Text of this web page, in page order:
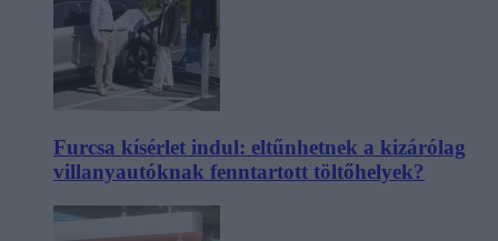
Furcsa kísérlet indul: eltűnhetnek a kizárólag
villanyautóknak fenntartott töltőhelyek?